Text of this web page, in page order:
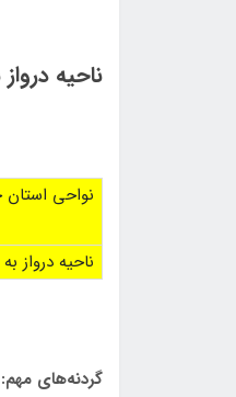
ناحيه
نواحی
ناحيه درواز
گردنه‌های مهم: